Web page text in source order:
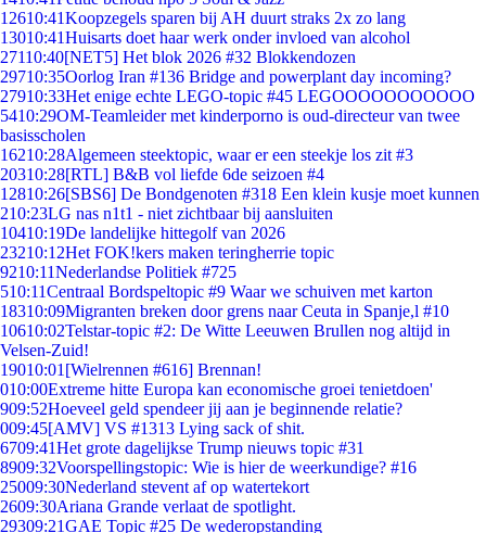
12610:41Koopzegels sparen bij AH duurt straks 2x zo lang
13010:41Huisarts doet haar werk onder invloed van alcohol
27110:40[NET5] Het blok 2026 #32 Blokkendozen
29710:35Oorlog Iran #136 Bridge and powerplant day incoming?
27910:33Het enige echte LEGO-topic #45 LEGOOOOOOOOOOO
5410:29OM-Teamleider met kinderporno is oud-directeur van twee
basisscholen
16210:28Algemeen steektopic, waar er een steekje los zit #3
20310:28[RTL] B&B vol liefde 6de seizoen #4
12810:26[SBS6] De Bondgenoten #318 Een klein kusje moet kunnen
210:23LG nas n1t1 - niet zichtbaar bij aansluiten
10410:19De landelijke hittegolf van 2026
23210:12Het FOK!kers maken teringherrie topic
9210:11Nederlandse Politiek #725
510:11Centraal Bordspeltopic #9 Waar we schuiven met karton
18310:09Migranten breken door grens naar Ceuta in Spanje,l #10
10610:02Telstar-topic #2: De Witte Leeuwen Brullen nog altijd in
Velsen-Zuid!
19010:01 [Wielrennen #616] Brennan!
010:00Extreme hitte Europa kan economische groei tenietdoen'
909:52Hoeveel geld spendeer jij aan je beginnende relatie?
009:45[AMV] VS #1313 Lying sack of shit.
6709:41Het grote dagelijkse Trump nieuws topic #31
8909:32Voorspellingstopic: Wie is hier de weerkundige? #16
25009:30Nederland stevent af op watertekort
2609:30Ariana Grande verlaat de spotlight.
29309:21GAE Topic #25 De wederopstanding